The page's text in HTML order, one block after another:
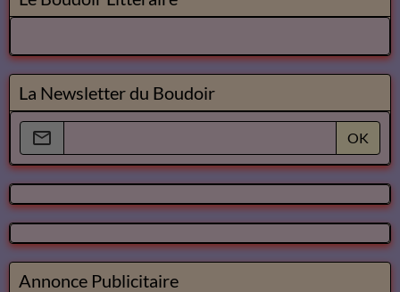
La Newsletter du Boudoir
OK
Annonce Publicitaire